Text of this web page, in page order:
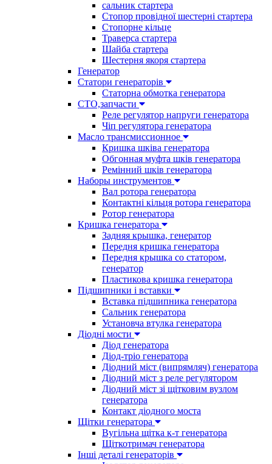
сальник стартера
Стопор провідної шестерні стартера
Стопорне кільце
Траверса стартера
Шайба стартера
Шестерня якоря стартера
Генератор
Cтатори генераторів
Статорна обмотка генератора
СТО,запчасти
Реле регулятор напруги генератора
Чіп регулятора генератора
Масло трансмиссионное
Кришка шківа генератора
Обгонная муфта шків генератора
Ремінний шків генератора
Наборы инструментов
Вал ротора генератора
Контактні кільця ротора генератора
Ротор генератора
Кришка генератора
Задняя крышка, генератор
Передня кришка генератора
Передня крышка со статором,
генератор
Пластикова кришка генератора
Підшипники і вставки
Вставка підшипника генератора
Сальник генератора
Установча втулка генератора
Діодні мости
Діод генератора
Діод-тріо генератора
Діодний міст (випрямляч) генератора
Діодний міст з реле регулятором
Діодний міст зі щітковим вузлом
генератора
Контакт діодного моста
Щітки генератора
Вугільна щітка к-т генератора
Щіткотримач генератора
Інші деталі генераторів